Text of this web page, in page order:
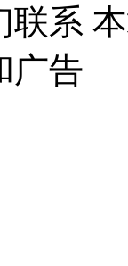
联系
广告